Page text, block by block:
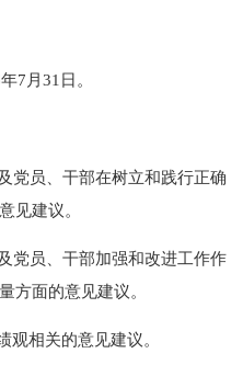
月31日。
员、干部在树立和践行正确
见建议。
员、干部加强和改进工作作
方面的意见建议。
相关的意见建议。